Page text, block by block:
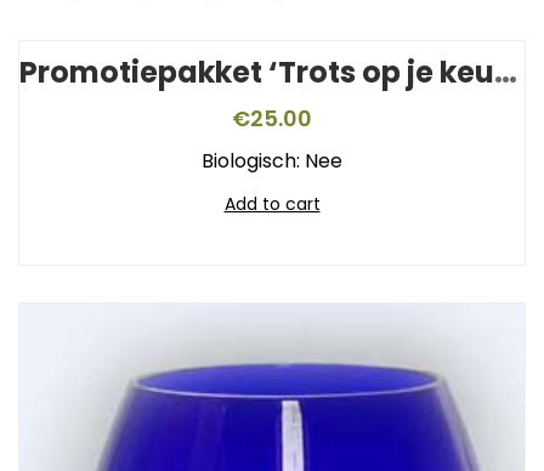
Promotiepakket ‘Trots op je keurmerk’
€25.00
Biologisch: Nee
Add to cart